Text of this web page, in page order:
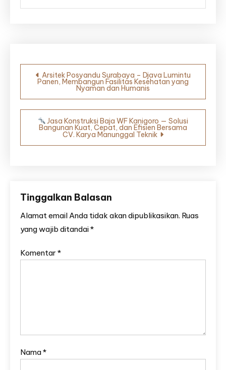
Navigasi
pos
Arsitek Posyandu Surabaya – Djava Lumintu
Panen, Membangun Fasilitas Kesehatan yang
Nyaman dan Humanis
Jasa Konstruksi Baja WF Kanigoro — Solusi
Bangunan Kuat, Cepat, dan Efisien Bersama
CV. Karya Manunggal Teknik
Tinggalkan Balasan
Alamat email Anda tidak akan dipublikasikan. Ruas
yang wajib ditandai*
Komentar *
Nama*